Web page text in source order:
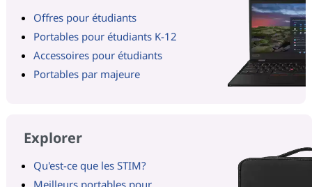
Offres pour étudiants
Portables pour étudiants K-12
Accessoires pour étudiants
Portables par majeure
Explorer
Qu'est-ce que les STIM?
Meilleurs portables pour